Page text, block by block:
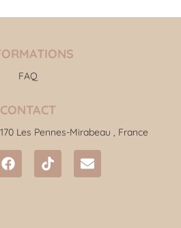
CONTACT
Les Pennes-Mirabeau , France
FAQ